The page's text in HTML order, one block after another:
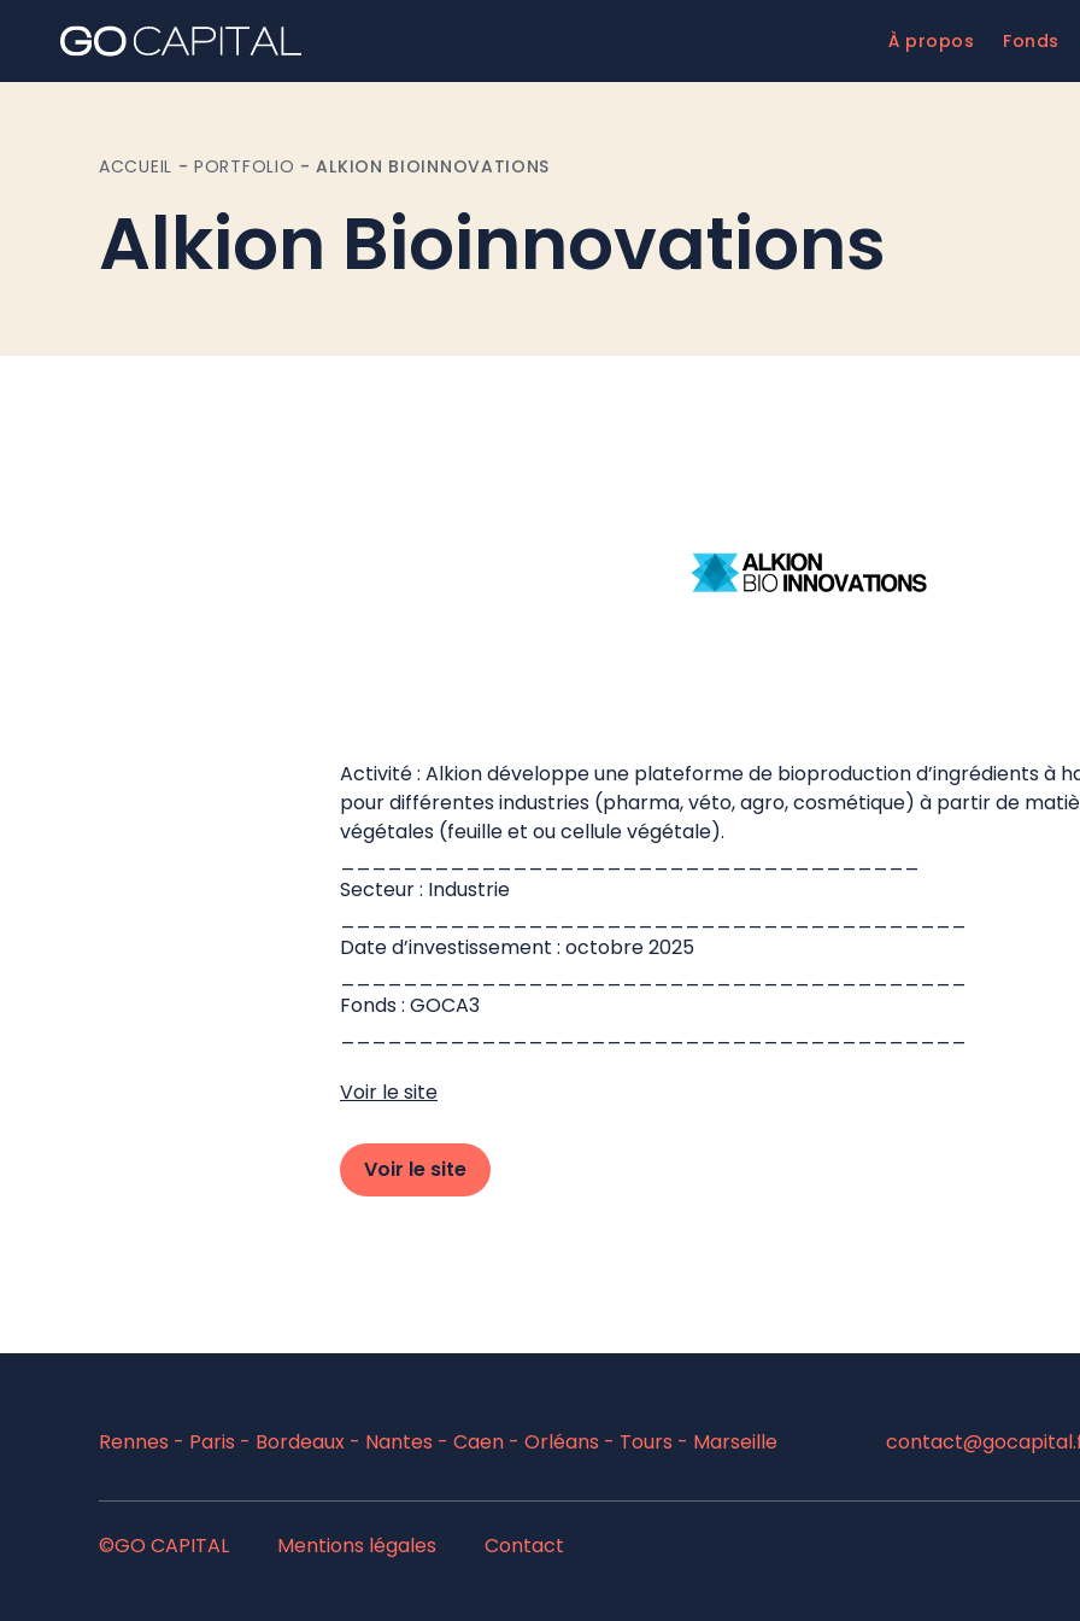
À propos Fonds
ACCUEIL -PORTFOLIO -ALKION BIOINNOVATIONS
Alkion Bioinnovations
Activité : Alkiondéveloppe une plateforme de bioproduction d’ingrédients à
pour différentes industries (pharma, véto, agro, cosmétique) à partir de
végétales (feuille et ou cellule végétale).
Secteur : Industrie
Date d’investissement : octobre 2025
Fonds : GOCA3
Voir le site
Voir le site
Rennes - Paris - Bordeaux - Nantes - Caen - Orléans - Tours - Marseille
©GO CAPITAL Mentions légales Contact